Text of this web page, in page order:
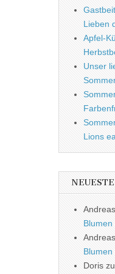
Lieben
Apfel-
Unser
Lions
Andreas
Andreas
Doris zu